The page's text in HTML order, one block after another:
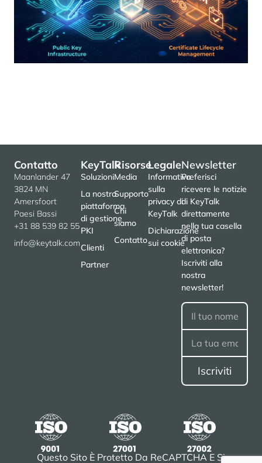
KeyTalk
Soluzioni
La nostra
piattaforma
di gestione
PKI
Clienti
Partner
Risorse
Media
Supporto
Chi
siamo
Contatto
Legale
Informativa
sulla
privacy di
KeyTalk
Dichiarazione
sui cookie
Contatto
Maanlander 47
3824 MN
Amersfoort
Paesi Bassi
+31 88 539 82 55
info@keytalk.com
Newsletter
Preferisci
ricevere le notizie
di KeyTalk
direttamente
nella tua casella
di posta
elettronica?
Iscriviti alla
nostra
newsletter!
Questo Sito È Protetto Da ReCAPTCHA E Si